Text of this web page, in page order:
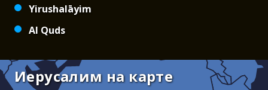
Yirushalāyim
Al Quds
Иерусалим на карте